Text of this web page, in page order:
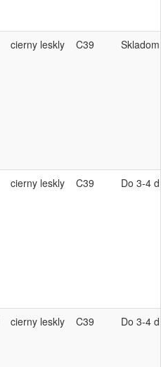
cierny leskly C39 Skladom
cierny leskly C39 Do 3-4
cierny leskly C39 Do 3-4